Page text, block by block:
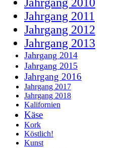
Jahrgang 2011
Jahrgang 2012
Jahrgang 2013
Jahrgang 2014
Jahrgang 2015
Jahrgang 2016
Jahrgang 2017
Jahrgang 2018
Kalifornien
Käse
Kork
Köstlich!
Kunst